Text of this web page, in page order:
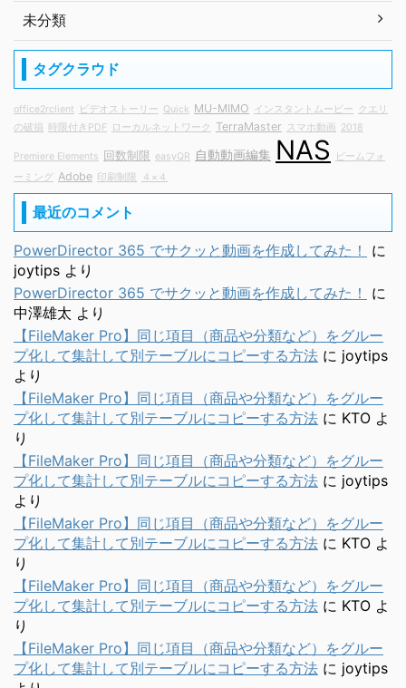
未分類
タグクラウド
office2rclient ビデオストーリー Quick MU-MIMO インスタントムービー
クエリ
の破損 時限付きPDF ローカルネットワーク TerraMaster スマホ動画 2018
Premiere Elements 回数制限 easyQR 自動動画編集 NAS
ビームフォ
ーミング
Adobe 印刷制限 ４×４
最近のコメント
PowerDirector 365 でサクッと動画を作成してみた！
に
joytips より
PowerDirector 365 でサクッと動画を作成してみた！
に
中澤雄太 より
【FileMaker Pro】同じ項目（商品や分類など）をグルー
プ化して集計して別テーブルにコピーする方法 に joytips
より
【FileMaker Pro】同じ項目（商品や分類など）をグルー
プ化して集計して別テーブルにコピーする方法 に KTO よ
り
【FileMaker Pro】同じ項目（商品や分類など）をグルー
プ化して集計して別テーブルにコピーする方法 に joytips
より
【FileMaker Pro】同じ項目（商品や分類など）をグルー
プ化して集計して別テーブルにコピーする方法 に KTO よ
り
【FileMaker Pro】同じ項目（商品や分類など）をグルー
プ化して集計して別テーブルにコピーする方法 に KTO よ
り
【FileMaker Pro】同じ項目（商品や分類など）をグルー
プ化して集計して別テーブルにコピーする方法 に joytips